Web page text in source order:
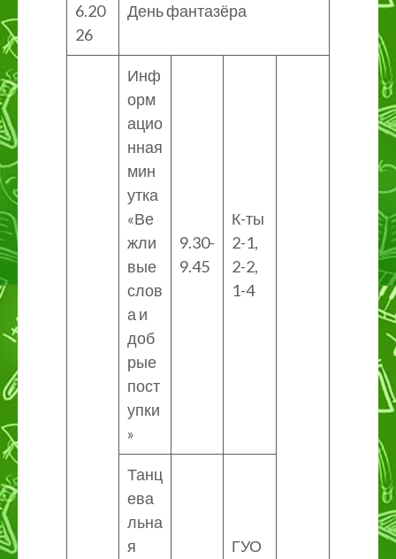
6.20
26
День фантазёра
Инф
орм
ацио
нная
мин
утка
«Ве
жли
вые
слов
а и
доб
рые
пост
упки
»
9.30-
9.45
К-ты
2-1,
2-2,
1-4
Танц
ева
льна
я
ГУО